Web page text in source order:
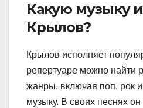
Какую музыку
Крылов?
Крылов исполняет
репертуаре можно найти
жанры, включая поп, рок
музыку. В своих песнях он